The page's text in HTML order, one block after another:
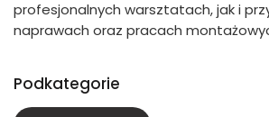
profesjonalnych warsztatach, jak i
naprawach oraz pracach
Podkategorie